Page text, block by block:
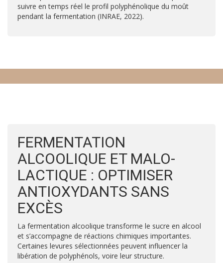
suivre en temps réel le profil polyphénolique du moût
pendant la fermentation (INRAE, 2022).
FERMENTATION
ALCOOLIQUE ET MALO-
LACTIQUE : OPTIMISER
ANTIOXYDANTS SANS
EXCÈS
La fermentation alcoolique transforme le sucre en alcool
et s’accompagne de réactions chimiques importantes.
Certaines levures sélectionnées peuvent influencer la
libération de polyphénols, voire leur structure.